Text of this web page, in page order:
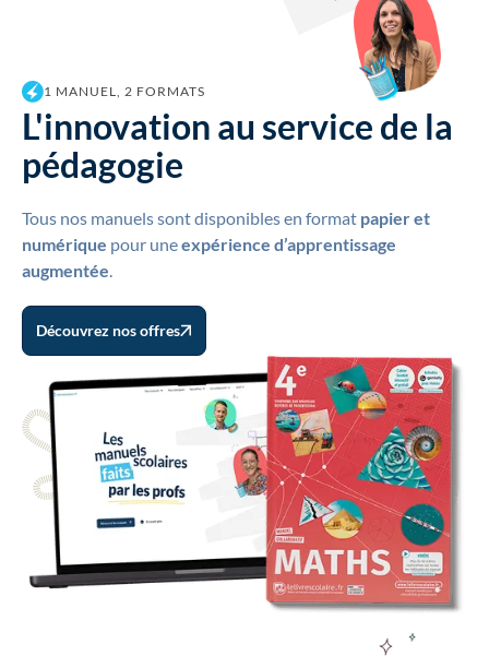
1 MANUEL, 2 FORMATS
L'innovation au service de la
pédagogie
Tous nos manuels sont disponibles en format papier et
numérique pour uneexpérience d’apprentissage
augmentée.
Découvrez nos offres